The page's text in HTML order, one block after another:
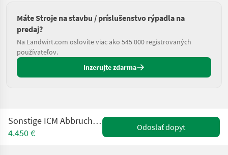
Máte Stroje na stavbu / príslušenstvo rýpadla na
predaj?
Na Landwirt.com oslovíte viac ako 545 000 registrovaných
používateľov.
Inzerujte zdarma
Sonstige ICM Abbruch und Sortiergreifer SG 28
4.450 €
Odoslať dopyt